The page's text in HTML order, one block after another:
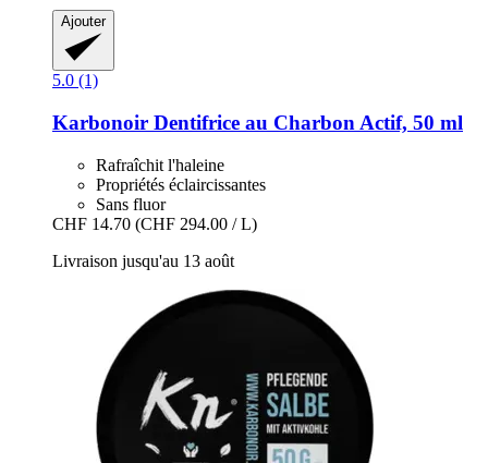
Ajouter
5.0 (1)
Karbonoir Dentifrice au Charbon Actif, 50 ml
Rafraîchit l'haleine
Propriétés éclaircissantes
Sans fluor
CHF 14.70 (CHF 294.00 / L)
Livraison jusqu'au 13 août